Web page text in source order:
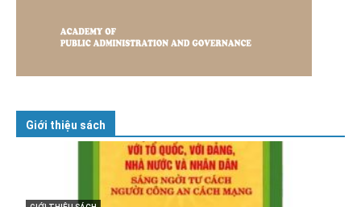
Giới thiệu sách